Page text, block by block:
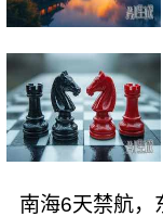
南海6天禁航，